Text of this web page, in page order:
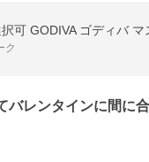
可 GODIVA ゴディバ
ク
バレンタインに間に